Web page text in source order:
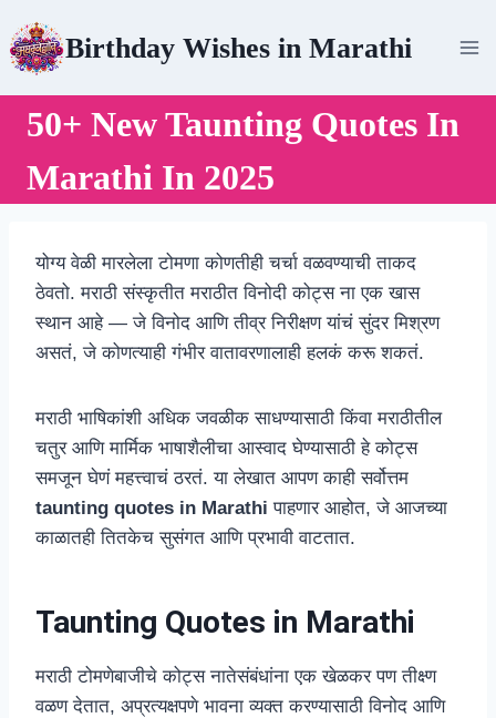
to
content
Birthday Wishes in Marathi
50+ New Taunting Quotes In
Marathi In 2025
योग्य वेळी मारलेला टोमणा कोणतीही चर्चा वळवण्याची ताकद
ठेवतो. मराठी संस्कृतीत मराठीत विनोदी कोट्स ना एक खास
स्थान आहे — जे विनोद आणि तीव्र निरीक्षण यांचं सुंदर मिश्रण
असतं, जे कोणत्याही गंभीर वातावरणालाही हलकं करू शकतं.
मराठी भाषिकांशी अधिक जवळीक साधण्यासाठी किंवा मराठीतील
चतुर आणि मार्मिक भाषाशैलीचा आस्वाद घेण्यासाठी हे कोट्स
समजून घेणं महत्त्वाचं ठरतं. या लेखात आपण काही सर्वोत्तम
taunting quotes in Marathi पाहणार आहोत, जे आजच्या
काळातही तितकेच सुसंगत आणि प्रभावी वाटतात.
Taunting Quotes in Marathi
मराठी टोमणेबाजीचे कोट्स नातेसंबंधांना एक खेळकर पण तीक्ष्ण
वळण देतात, अप्रत्यक्षपणे भावना व्यक्त करण्यासाठी विनोद आणि